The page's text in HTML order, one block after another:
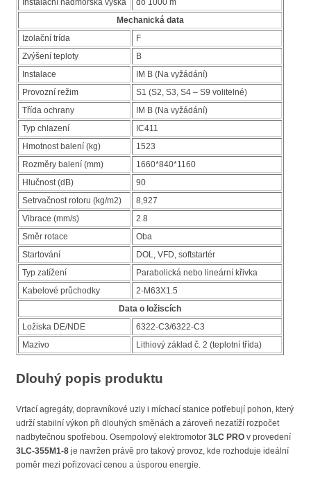
Mechanická data
Izolační trída
F
Zvýšení teploty
B
Instalace
IM B (Na vyžádání)
Provozní režim
S1 (S2, S3, S4 – S9 volitelné)
Třída ochrany
IM B (Na vyžádání)
Typ chlazení
IC411
Hmotnost balení (kg)
1523
Rozměry balení (mm)
1660*840*1160
Hlučnost (dB)
90
Setrvačnost rotoru (kg/m2)
8,927
Vibrace (mm/s)
2.8
Směr rotace
Oba
Startování
DOL, VFD, softstartér
Typ zatížení
Parabolická nebo lineární křivka
Kabelové průchodky
2-M63X1.5
Data o ložiscích
Ložiska DE/NDE
6322-C3/6322-C3
Mazivo
Lithiový základ č. 2 (teplotní třída)
Dlouhý popis produktu
Vrtací agregáty, dopravníkové uzly i míchací stanice potřebují pohon, který
udrží stabilní výkon při dlouhých směnách a zároveň nezatíží rozpočet
nadbytečnou spotřebou. Osempolový elektromotor 3LC PRO v provedení
3LC-355M1-8 je navržen právě pro takový provoz, kde rozhoduje ideální
poměr mezi pořizovací cenou a úsporou energie.